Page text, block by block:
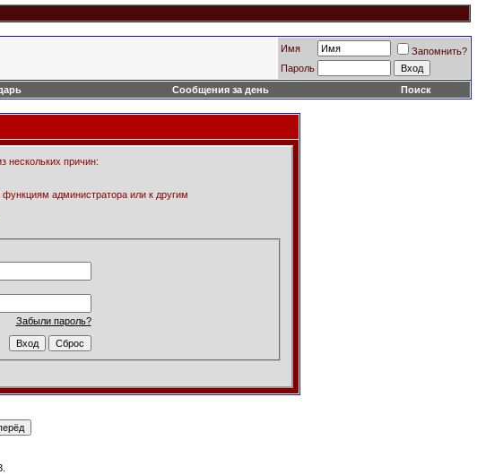
Имя
Запомнить?
Пароль
Сообщения за день Поиск
нескольких причин:
администратора или к другим
Забыли пароль?